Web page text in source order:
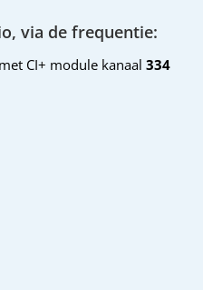
via de frequentie:
CI+ module kanaal 334